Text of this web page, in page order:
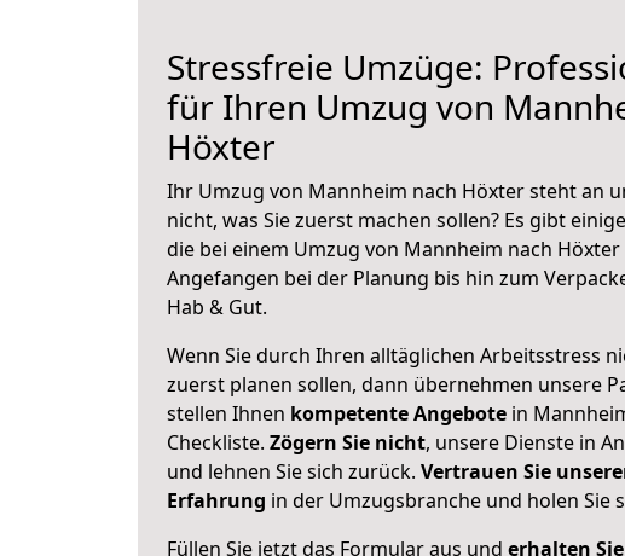
Stressfreie Umzüge:
für Ihren Umzug von
Höxter
Ihr Umzug von Mannheim nach Höxter steht an
nicht, was Sie zuerst machen sollen? Es gibt
die bei einem Umzug von Mannheim nach
Angefangen bei der Planung bis hin zum
Hab & Gut.
Wenn Sie durch Ihren alltäglichen Arbeitsstress
zuerst planen sollen, dann übernehmen unsere
stellen Ihnen kompetente Angebote in
Checkliste. Zögern Sie nicht, unsere Dienste in
und lehnen Sie sich zurück. Vertrauen Sie
Erfahrung in der Umzugsbranche und holen Sie
Füllen Sie jetzt das Formular aus und erhalten